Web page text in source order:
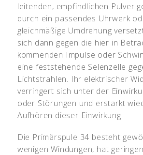
leitenden, empfindlichen Pulver
durch ein passendes Uhrwerk
gleichmäßige Umdrehung
sich dann gegen die hier in
kommenden Impulse oder
eine feststehende Selenzelle
Lichtstrahlen. Ihr elektrischer
verringert sich unter der
oder Störungen und erstarkt
Aufhören dieser Einwirkung.
Die Primärspule 34 besteht
wenigen Windungen, hat